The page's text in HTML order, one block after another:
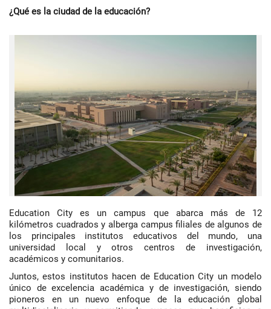
¿Qué es la ciudad de la educación?
Education City es un campus que abarca más de 12
kilómetros cuadrados y alberga campus filiales de algunos de
los principales institutos educativos del mundo, una
universidad local y otros centros de investigación,
académicos y comunitarios.
Juntos, estos institutos hacen de Education City un modelo
único de excelencia académica y de investigación, siendo
pioneros en un nuevo enfoque de la educación global